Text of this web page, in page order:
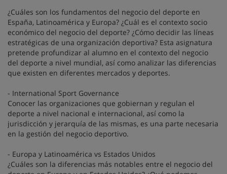
¿Cuáles son los fundamentos del negocio del deporte en
España, Latinoamérica y Europa? ¿Cuál es el contexto socio
económico del negocio del deporte? ¿Cómo decidir las líneas
estratégicas de una organización deportiva? Esta asignatura
pretende profundizar al alumno en el contexto del negocio
del deporte a nivel mundial, así como analizar las diferencias
que existen en diferentes mercados y deportes.
- International Sport Governance
Conocer las organizaciones que gobiernan y regulan el
deporte a nivel nacional e internacional, así como la
jurisdicción y jerarquía de las mismas, es una parte necesaria
en la gestión del negocio deportivo.
- Europa y Latinoamérica vs Estados Unidos
¿Cuáles son la diferencias más notables entre el negocio del